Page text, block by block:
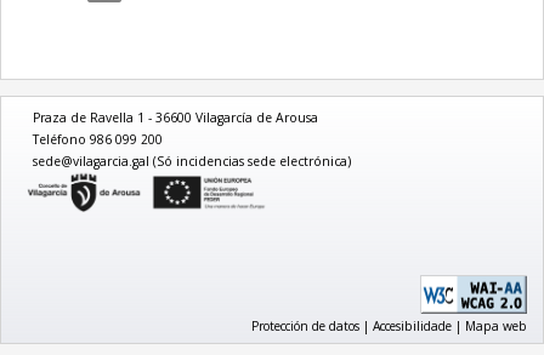
Praza de Ravella 1 - 36600 Vilagarcía de Arousa
Teléfono 986 099 200
sede@vilagarcia.gal (Só incidencias sede electrónica)
Protección de datos |Accesibilidade | Mapa web